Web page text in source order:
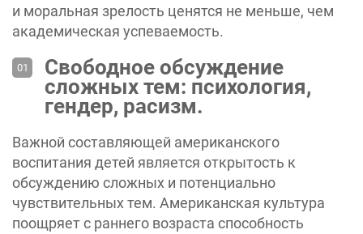
и моральная зрелость ценятся не меньше, чем
академическая успеваемость.
Свободное обсуждение
сложных тем: психология,
гендер, расизм.
Важной составляющей американского
воспитания детей является открытость к
обсуждению сложных и потенциально
чувствительных тем. Американская культура
поощряет с раннего возраста способность